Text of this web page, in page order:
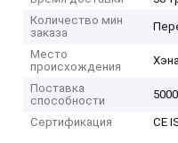
Количество мин
заказа
Место
происхождения
Поставка
способности
Сертификация CE